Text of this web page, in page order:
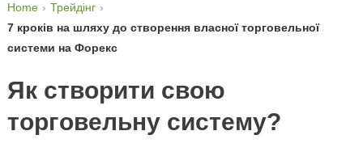
Home
Трейдінг
7 кроків на шляху до створення власної торговельної
системи на Форекс
Як створити свою
торговельну систему?